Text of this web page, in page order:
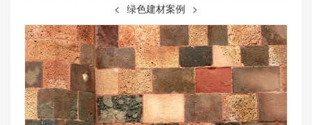
< 绿色建材案例 >